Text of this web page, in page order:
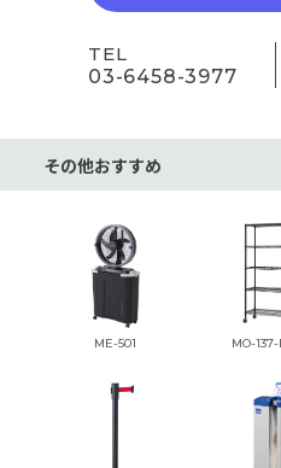
TEL
03-6458-3977
その他おすすめ
ME-501 MO-